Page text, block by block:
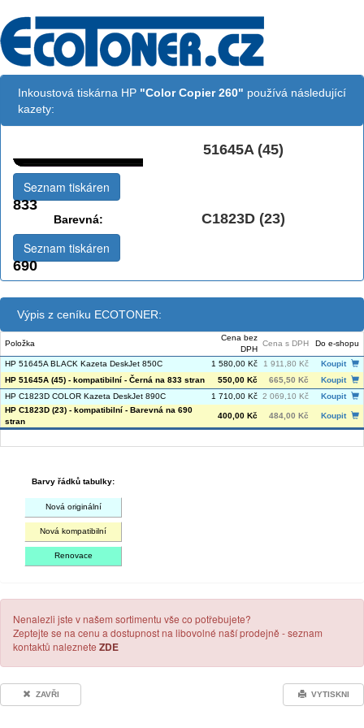
Inkoustová tiskárna HP "Color Copier 260" používá následující
kazety:
51645A (45)
833
Seznam tiskáren
Barevná: C1823D (23)
690
Seznam tiskáren
Výpis z ceníku ECOTONER:
Položka
Cena bez
DPH
Cena s DPH Do e-shopu
HP 51645A BLACK Kazeta DeskJet 850C 1 580,00 Kč 1 911,80 Kč
Koupit
HP 51645A (45) - kompatibilní - Černá na 833 stran
550,00 Kč 665,50 Kč
Koupit
HP C1823D COLOR Kazeta DeskJet 890C
1 710,00 Kč 2 069,10 Kč
Koupit
HP C1823D (23) - kompatibilní - Barevná na 690
stran
400,00 Kč 484,00 Kč Koupit
Barvy řádků tabulky:
Nová originální
Nová kompatibilní
Renovace
Nenalezli jste v našem sortimentu vše co potřebujete?
Zeptejte se na cenu a dostupnost na libovolné naší prodejně - seznam
kontaktů naleznete ZDE
ZAVŘI VYTISKNI